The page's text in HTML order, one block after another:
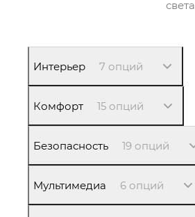
света
Интерьер 7 опций
Комфорт 15 опций
Безопасность 19 опций
Мультимедиа 6 опций